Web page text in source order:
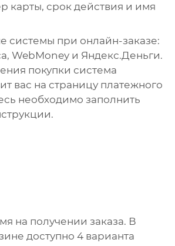
карты, срок действия и имя
системы при онлайн-заказе:
WebMoney и Яндекс.Деньги.
покупки система
вас на страницу платежного
необходимо заполнить
на получении заказа. В
доступно 4 варианта